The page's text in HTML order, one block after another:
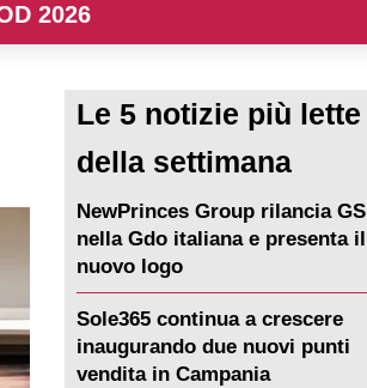
2026
Le 5 notizie più lette
della settimana
NewPrinces Group rilancia GS
nella Gdo italiana e presenta il
nuovo logo
Sole365 continua a crescere
inaugurando due nuovi punti
vendita in Campania